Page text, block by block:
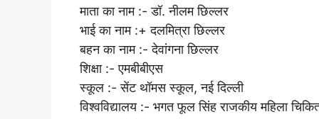
माता का नाम :- डॉ. नीलम छिल्लर
भाई का नाम :+ दलमित्रा छिल्लर
बहन का नाम :- देवांगना छिल्लर
शिक्षा :- एमबीबीएस
स्कूल :- सेंट थॉमस स्कूल, नई दिल्ली
विश्वविद्यालय :- भगत फूल सिंह राजकीय महिला